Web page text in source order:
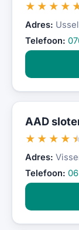
Adres:
Telefoon:
AAD
Adres:
Telefoon: